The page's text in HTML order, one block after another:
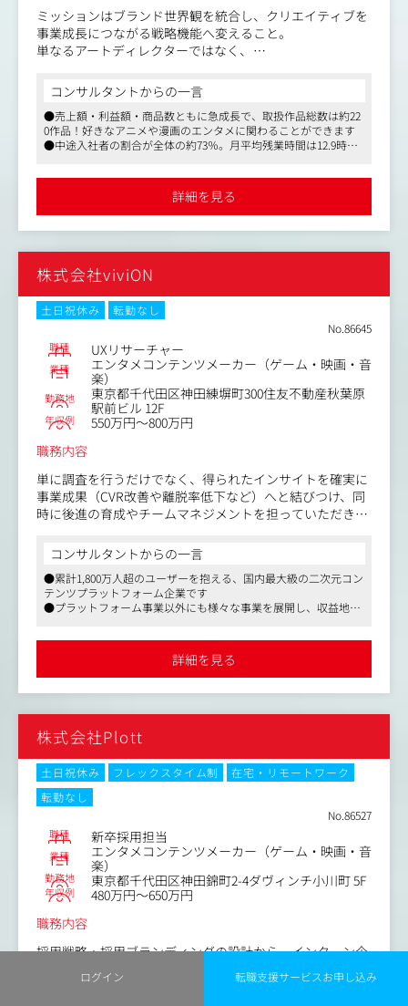
ログイン 転職支援サービスお申し込み
ミッションはブランド世界観を統合し、クリエイティブを
事業成長につながる戦略機能へ変えること。
単なるアートディレクターではなく、
・商品コンセプトから販促までを一貫した設計にする
・クリエイティブと売上・ブランド価値の接続を可視化す
る
・国内に閉じず、グローバルでも通用するブランド体験を
設計する
という責任を担っていただきます。
整理
・デザイナー組織の役割定義、評価観点、優先順位の明確
化
・ブランドガイドラインや世界観設計の整備方針策定
・商品企画、マーケティング、店舗、経営との接続ポイン
ト整理
・クリエイティブ成果を測るKPI設計
・現在の制作フロー、依頼起点、意思決定起点の見直し
■コア業務（3～12ヶ月）
・IPの世界観を、商品・ビジュアル・体験へ翻訳する設計
の高度化
構築
・ブランドの世界観ガイドラインの運用定着
・マーケティングDivと連動した施策設計と検証
可視化
・国内だけでなく、台湾・シンガポール等を見据えたグロ
ーバル展開時のブランド表現基準の整備
・受託型の制作運用から、提案型・戦略型のクリエイティ
■将来的にお任せしたい業務
・会社全体のブランド方針、BI、世界観設計の中核機能の
確立
・グローバルで一貫したブランド体験を設計するクリエイ
・クリエイティブDivを“特殊受託部門”ではなく“戦略部
門”として再定義すること
・ブランド再定義や新規事業・新規商材立ち上げ時のクリ
エイティブ責任
・店舗、商品、Web、コピー、販促、海外展開まで含めた
・次世代クリエイター／マネージャー育成と、再現性ある
組織づくり
コンサルタントからの一言
●売上額・利益額・商品数ともに急成長で、取扱作品総数は約22
0作品！好きなアニメや漫画のエンタメに関わることができます
●中途入社者の割合が全体の約73％。月平均残業時間は12.9時
詳細を見る
株式会社viviON
土日祝休み
転勤なし
No.86645
職種 UXリサーチャー
業種
エンタメコンテンツメーカー（ゲーム・映画・音
楽）
勤務地
東京都千代田区神田練塀町300住友不動産秋葉原
駅前ビル 12F
年収例
550万円～800万円
職務内容
単に調査を行うだけでなく、得られたインサイトを確実に
事業成果（CVR改善や離脱率低下など）へと結びつけ、同
時に後進の育成やチームマネジメントを担っていただきま
【業務内容】
・同社サービスのユーザー体験向上に向けたリサーチ業務
全般（ユーザビリティテスト、インタビュー、アンケー
ト、エスノグラフィ調査など）
ーマップ等のアウトプット作成およびワークショップのフ
スキル育成
・全社的なUXD/HCDプロセスの啓蒙と浸透活動
コンサルタントからの一言
●累計1,800万人超のユーザーを抱える、国内最大級の二次元コン
テンツプラットフォーム企業です
●プラットフォーム事業以外にも様々な事業を展開し、収益地盤
詳細を見る
株式会社Plott
土日祝休み フレックスタイム制
在宅・リモートワーク
転勤なし
No.86527
職種 新卒採用担当
業種
エンタメコンテンツメーカー（ゲーム・映画・音
楽）
勤務地 東京都千代田区神田錦町2-4ダヴィンチ小川町 5F
年収例
480万円～650万円
職務内容
採用戦略・採用ブランディングの設計から、インターン企
画、選考、入社後のオンボーディングまでPlottの新卒採用
を、企画から実行まで一気通貫で担っていただきます。